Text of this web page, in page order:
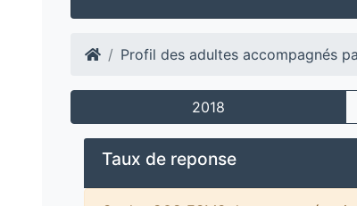
Profil des adultes accompagnés
2018
Taux de reponse